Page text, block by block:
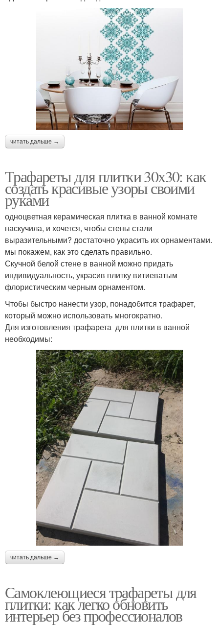
читать дальше →
Трафареты для плитки 30х30: как
создать красивые узоры своими
руками
одноцветная керамическая плитка в ванной комнате
наскучила, и хочется, чтобы стены стали
выразительными? достаточно украсить их орнаментами.
мы покажем, как это сделать правильно.
Скучной белой стене в ванной можно придать
индивидуальность, украсив плитку витиеватым
флористическим черным орнаментом.
Чтобы быстро нанести узор, понадобится трафарет,
который можно использовать многократно.
Для изготовления трафарета для плитки в ванной
необходимы:
читать дальше →
Самоклеющиеся трафареты для
плитки: как легко обновить
интерьер без профессионалов